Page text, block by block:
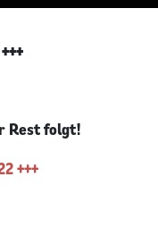
Rest folgt!
+++